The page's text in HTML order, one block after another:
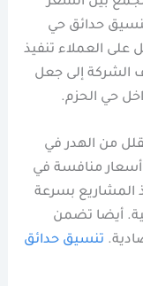
حدائق حي
العملاء تنفيذ
إلى جعل
حي الحزم.
من الهدر في
أسعار منافسة في
المشاريع بسرعة
أيضا تضمن
تنسيق حدائق